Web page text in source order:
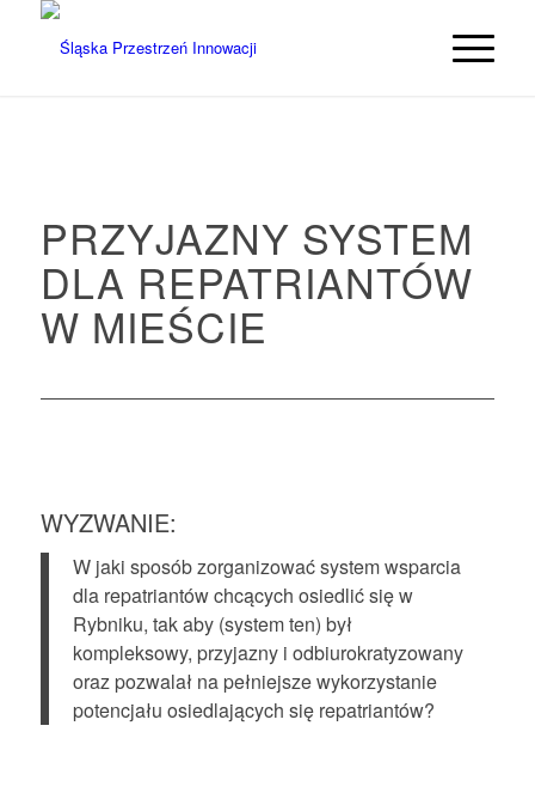
PRZYJAZNY SYSTEM
DLA REPATRIANTÓW
W MIEŚCIE
WYZWANIE:
W jaki sposób zorganizować system wsparcia
dla repatriantów chcących osiedlić się w
Rybniku, tak aby (system ten) był
kompleksowy, przyjazny i odbiurokratyzowany
oraz pozwalał na pełniejsze wykorzystanie
potencjału osiedlających się repatriantów?